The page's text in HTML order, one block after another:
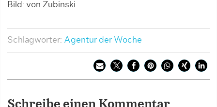
Bild: von Zubinski
Schlagwörter: Agentur der Woche